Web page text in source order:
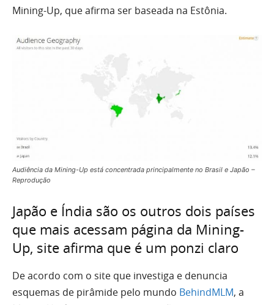
Mining-Up, que afirma ser baseada na Estônia.
Audiência da Mining-Up está concentrada principalmente no Brasil e Japão –
Reprodução
Japão e Índia são os outros dois países
que mais acessam página da Mining-
Up, site afirma que é um ponzi claro
De acordo com o site que investiga e denuncia
esquemas de pirâmide pelo mundo BehindMLM, a